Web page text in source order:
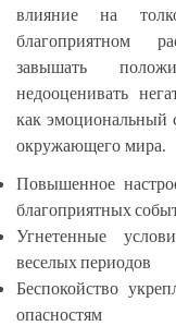
влияние на
благоприятном
завышать
недооценивать
как эмоциональный
окружающего мира.
Повышенное
благоприятных
Угнетенные
веселых периодов
Беспокойство
опасностям